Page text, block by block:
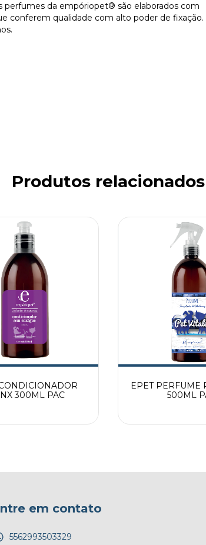
perfumes da empóriopet® são elaborados com
conferem qualidade com alto poder de fixação.
Produtos relacionados
300ML PAC
EPET PERFUME
500ML
em contato
5562993503329